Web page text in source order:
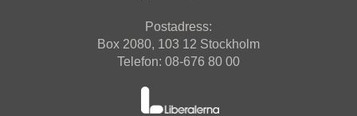
Postadress:
Box 2080, 103 12 Stockholm
Telefon: 08-676 80 00